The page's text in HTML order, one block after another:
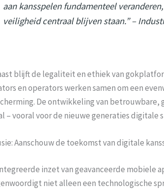
aan kansspelen fundamenteel
veiligheid centraal blijven staan.” –
blijft de legaliteit en ethiek van
en operators werken samen om een
De ontwikkeling van betrouwbare,
– vooral voor de nieuwe generaties digitale
Aanschouw de toekomst van digitale
inzet van geavanceerde mobiele
niet alleen een technologische